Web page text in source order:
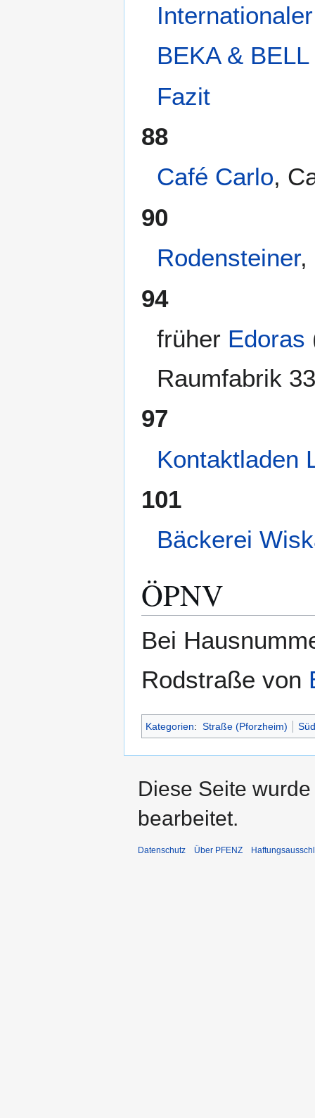
BEKA &
Fazit
88
Café Carlo,
90
Rodensteiner,
94
früher Edoras
Raumfabrik
97
Kontaktladen
101
Bäckerei
ÖPNV
Bei
Rodstraße von
Kategorien: Straße (Pforzheim)
Diese Seite
bearbeitet.
Datenschutz Über PFENZ